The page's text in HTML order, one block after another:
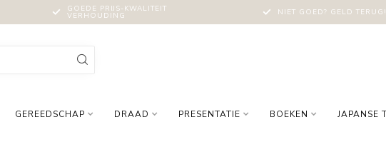
GOEDE PRIJS-KWALITEIT
VERHOUDING NIET GOED? GELD TERUG!
GEREEDSCHAP DRAAD PRESENTATIE BOEKEN JAPANSE